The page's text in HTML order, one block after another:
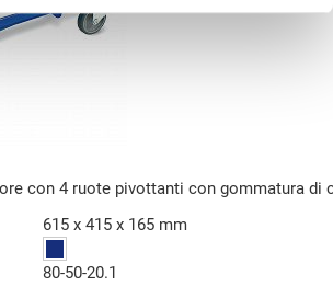
con 4 ruote pivottanti con gommatura di
615 x 415 x 165 mm
80-50-20.1